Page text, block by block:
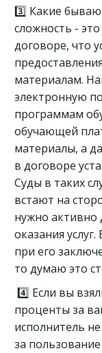
3️⃣ Какие
сложность -
договоре, что
материалам.
электронную
программам
обучающей
материалы, а
в договоре
Суды в таких
встают на
нужно активно
оказания
при его
то думаю это
4️⃣ Если вы
проценты за
исполнитель
за